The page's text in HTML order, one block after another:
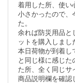
着用した所、使い
小さかったので、
た。
余れば防災用品と
ットを購入しまし
本日荷物が到着し
と同じ様に感じ
た所、全く同じサ
商品説明欄を確認